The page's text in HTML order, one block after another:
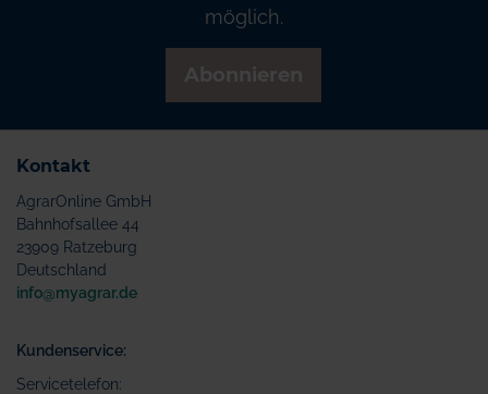
möglich.
Kontakt
AgrarOnline GmbH
Bahnhofsallee 44
23909 Ratzeburg
Deutschland
info@myagrar.de
Kundenservice:
Servicetelefon: